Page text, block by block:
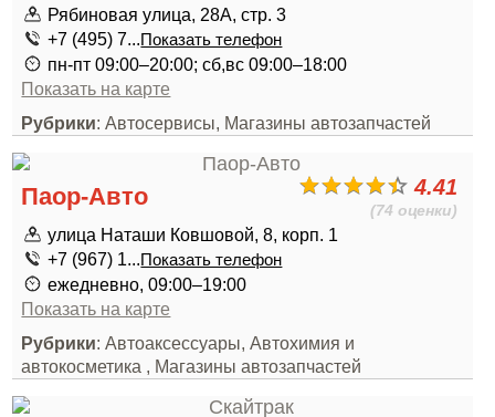
Рябиновая улица, 28А, стр. 3
+7 (495) 7...Показать телефон
пн-пт 09:00–20:00; сб,вс 09:00–18:00
Показать на карте
Рубрики: Автосервисы, Магазины автозапчастей
4.41
(74 оценки)
Паор-Авто
улица Наташи Ковшовой, 8, корп. 1
+7 (967) 1...Показать телефон
ежедневно, 09:00–19:00
Показать на карте
Рубрики: Автоаксессуары, Автохимия и
автокосметика , Магазины автозапчастей